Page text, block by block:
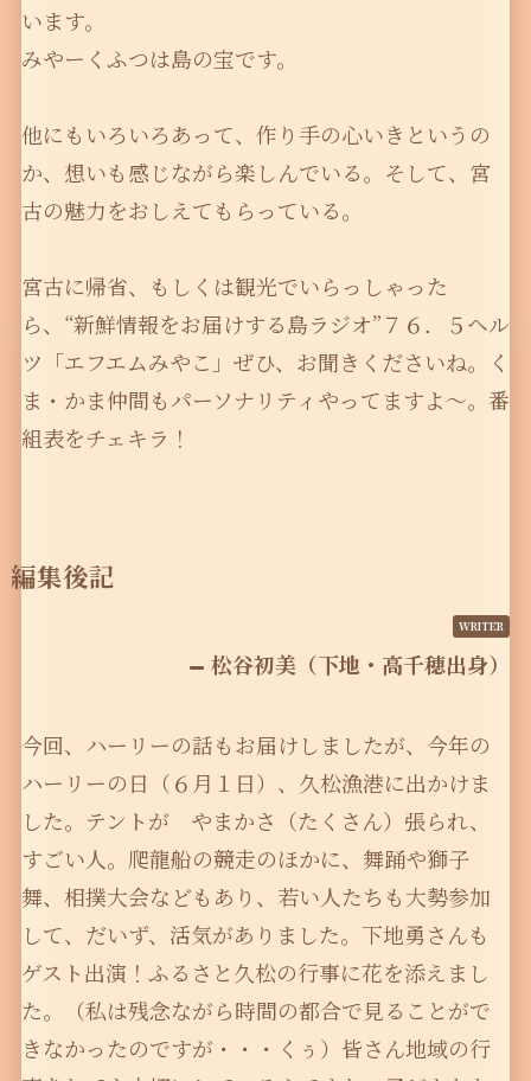
います。
みやーくふつは島の宝です。
他にもいろいろあって、作り手の心いきというの
か、想いも感じながら楽しんでいる。そして、宮
古の魅力をおしえてもらっている。
宮古に帰省、もしくは観光でいらっしゃった
ら、“新鮮情報をお届けする島ラジオ”７６．５ヘル
ツ「エフエムみやこ」ぜひ、お聞きくださいね。く
ま・かま仲間もパーソナリティやってますよ〜。番
組表をチェキラ！
編集後記
松谷初美（下地・高千穂出身）
今回、ハーリーの話もお届けしましたが、今年の
ハーリーの日（６月１日）、久松漁港に出かけま
した。テントが やまかさ（たくさん）張られ、
すごい人。爬龍船の競走のほかに、舞踊や獅子
舞、相撲大会などもあり、若い人たちも大勢参加
して、だいず、活気がありました。下地勇さんも
ゲスト出演！ふるさと久松の行事に花を添えまし
た。（私は残念ながら時間の都合で見ることがで
きなかったのですが・・・くぅ）皆さん地域の行